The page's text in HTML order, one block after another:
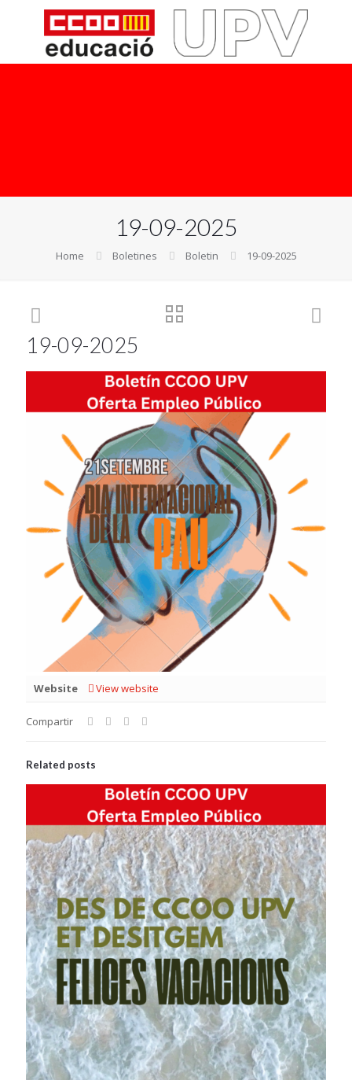
19-09-2025
Home Boletines Boletin 19-09-2025
19-09-2025
Website View website
Compartir
Related posts